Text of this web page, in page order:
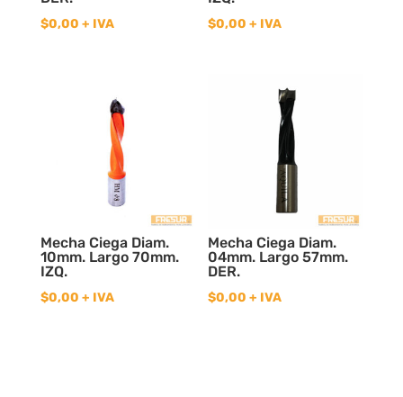
$0,00 + IVA $0,00 + IVA
Mecha Ciega Diam.
10mm. Largo 70mm.
IZQ.
$0,00 + IVA
Mecha Ciega Diam.
04mm. Largo 57mm.
DER.
$0,00 + IVA